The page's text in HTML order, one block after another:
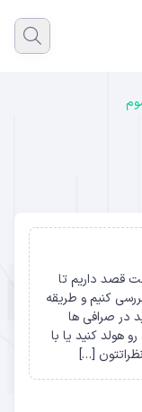
قصد داریم تا
کنیم و طریقه
در صرافی ها
هولد کنید یا با
[…]